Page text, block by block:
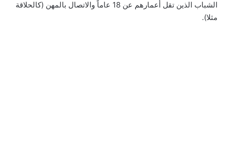
الشباب الذين تقل أعمارهم عن 18 عاماً والاتصال بالمهن (كالحلاقة
مثلا).